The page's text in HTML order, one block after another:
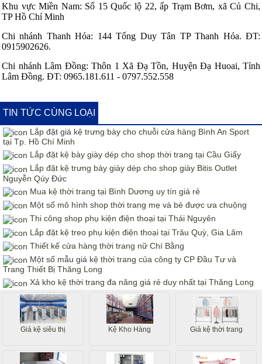
Khu vực Miền Nam: Số 15 Quốc lộ 22, ấp Trạm Bơm, xã Củ Chi,
TP Hồ Chí Minh
Chi nhánh Thanh Hóa: 144 Tống Duy Tân TP Thanh Hóa. ĐT:
0915902626.
Chi nhánh Lâm Đồng: Thôn 1 Xã Đạ Tồn, Huyện Đạ Huoai, Tỉnh
Lâm Đồng. ĐT: 0965.181.611 - 0797.552.558
TIN TỨC CÙNG LOẠI
Lắp đặt giá kệ trưng bày cho chuỗi cửa hàng Bình An Sport
tại Tp. Hồ Chí Minh
Lắp đặt kệ bày giày dép cho shop thời trang tại Cầu Giấy
Lắp đặt kệ trưng bày giày dép cho shop giày Bitis Outlet
Nguyễn Qúy Đức
Mua kệ thời trang tại Bình Dương uy tín giá rẻ
Một số mô hình shop thời trang mẹ và bé được ưa chuộng
Thi công shop phụ kiện điện thoại tại Thái Nguyên
Lắp đặt kệ treo phụ kiện điện thoại tại Trâu Quỳ, Gia Lâm
Thiết kế cửa hàng thời trang nữ Chí Bằng
Một số mẫu giá kệ thời trang của công ty CP Đầu Tư và
Trang Thiết Bị Thăng Long
Xả kho kệ thời trang đa năng giá rẻ duy nhất tại Thăng Long
Giá kệ siêu thị Kệ Kho Hàng Giá kệ thời trang